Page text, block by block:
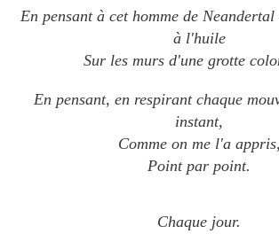
En pensant à cet homme de Neandertal
à l'huile
Sur les murs d'une grotte
En pensant, en respirant chaque
instant,
Comme on me l'a appris,
Point par point.
Chaque jour.